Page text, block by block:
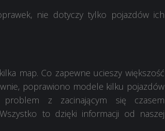
nie dotyczy tylko pojazdów ich
map. Co zapewne ucieszy większość
poprawiono modele kilku pojazdów
z zacinającym się czasem
to dzięki informacji od naszej